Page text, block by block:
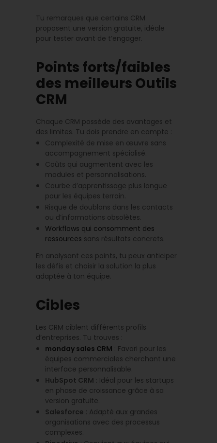
Tu remarques que certains CRM
proposent une version gratuite, idéale
pour tester avant de t’engager.
Points forts/faibles
des meilleurs Outils
CRM
Chaque CRM possède des avantages et
des limites. Tu dois prendre en compte :
Complexité de mise en œuvre sans
accompagnement spécialisé.
Coûts qui augmentent avec les
modules et personnalisations.
Courbe d’apprentissage plus longue
pour les équipes terrain.
Risque de doublons dans les contacts
ou d’informations obsolètes.
Workflows qui consomment des
ressources sans résultats concrets.
En analysant ces points, tu peux anticiper
les défis et choisir la solution la plus
adaptée à ton équipe.
Cibles
Les CRM ciblent différents profils
d’entreprises. Tu trouves :
monday sales CRM : Favori pour les
équipes commerciales cherchant une
interface personnalisable.
HubSpot CRM : Idéal pour les startups
en phase de croissance grâce à sa
version gratuite.
Salesforce : Adapté aux grandes
organisations avec des processus
complexes.